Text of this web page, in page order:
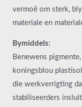
vermoë om sterk,
materiale en
Bymiddels:
Benewens
koningsblou
die werkverrigting
stabiliseerders